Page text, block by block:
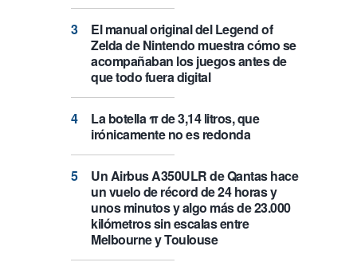
El manual original del Legend of
Zelda de Nintendo muestra cómo se
acompañaban los juegos antes de
que todo fuera digital
La botella π de 3,14 litros, que
irónicamente no es redonda
Un Airbus A350ULR de Qantas hace
un vuelo de récord de 24 horas y
unos minutos y algo más de 23.000
kilómetros sin escalas entre
Melbourne y Toulouse